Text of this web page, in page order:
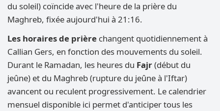
du soleil) coïncide avec l'heure de la prière du
Maghreb, fixée aujourd'hui à 21:16.
Les horaires de prière changent quotidiennement à
Callian Gers, en fonction des mouvements du soleil.
Durant le Ramadan, les heures du Fajr(début du
jeûne) et du Maghreb (rupture du jeûne à l'Iftar)
avancent ou reculent progressivement. Le calendrier
mensuel disponible ici permet d'anticiper tous les